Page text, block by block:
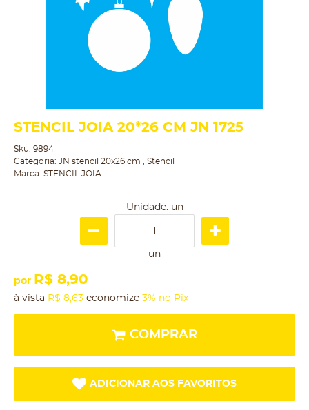
STENCIL JOIA 20*26 CM JN 1725
Sku: 9894
Categoria: JN stencil 20x26 cm
Stencil
Marca: STENCIL JOIA
Unidade: un
un
por R$ 8,90
à vista R$ 8,63 economize 3% no Pix
COMPRAR
ADICIONAR AOS FAVORITOS